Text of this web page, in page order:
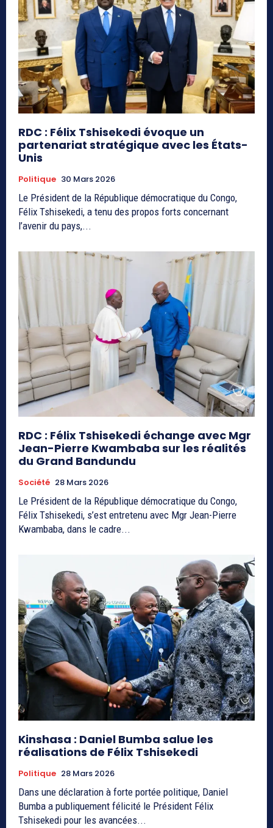
RDC : Félix Tshisekedi évoque un
partenariat stratégique avec les États-
Unis
Politique 30 Mars 2026
Le Président de la République démocratique du Congo,
Félix Tshisekedi, a tenu des propos forts concernant
l’avenir du pays,...
RDC : Félix Tshisekedi échange avec Mgr
Jean-Pierre Kwambaba sur les réalités
du Grand Bandundu
Société 28 Mars 2026
Le Président de la République démocratique du Congo,
Félix Tshisekedi, s’est entretenu avec Mgr Jean-Pierre
Kwambaba, dans le cadre...
Kinshasa : Daniel Bumba salue les
réalisations de Félix Tshisekedi
Politique 28 Mars 2026
Dans une déclaration à forte portée politique, Daniel
Bumba a publiquement félicité le Président Félix
Tshisekedi pour les avancées...